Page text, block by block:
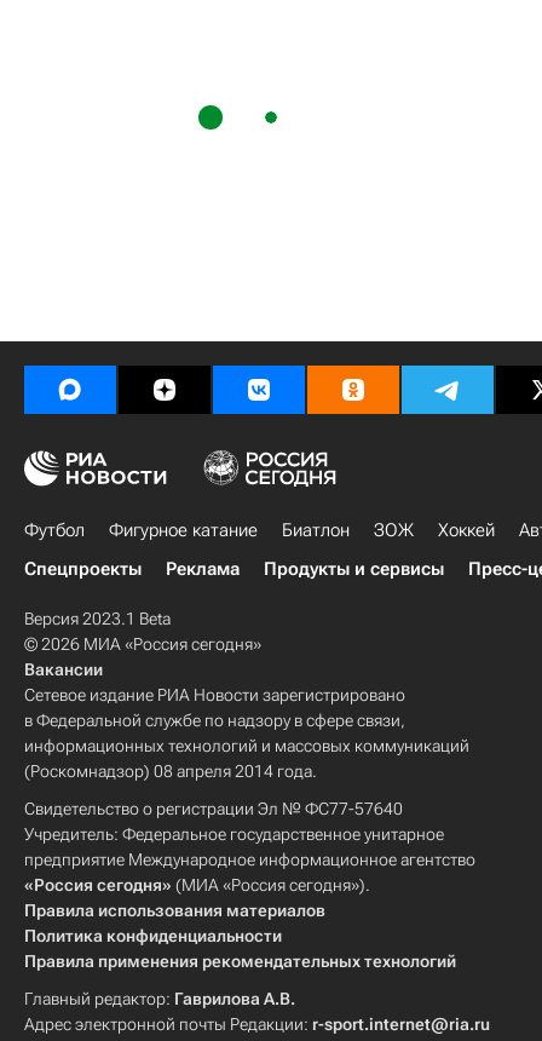
Футбол Фигурное катание Биатлон ЗОЖ Хоккей
Спецпроекты
Реклама Продукты и сервисы Пресс-
Версия 2023.1 Beta
© 2026 МИА «Россия сегодня»
Вакансии
Сетевое издание РИА Новости зарегистрировано
в Федеральной службе по надзору в сфере связи,
информационных технологий и массовых коммуникаций
(Роскомнадзор) 08 апреля 2014 года.
Свидетельство о регистрации Эл № ФС77-57640
Учредитель: Федеральное государственное унитарное
предприятие Международное информационное агентство
«Россия сегодня» (МИА «Россия сегодня»).
Правила использования материалов
Политика конфиденциальности
Правила применения рекомендательных технологий
Главный редактор: Гаврилова А.В.
Адрес электронной почты Редакции: r-sport.internet@ria.ru